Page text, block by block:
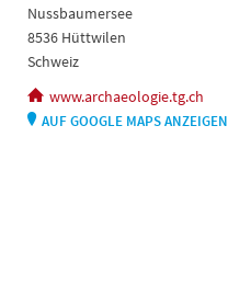
Nussbaumersee
8536 Hüttwilen
Schweiz
www.archaeologie.tg.ch
AUF GOOGLE MAPS ANZEIGEN